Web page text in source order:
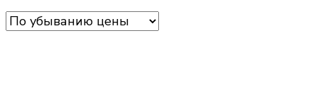
убыванию